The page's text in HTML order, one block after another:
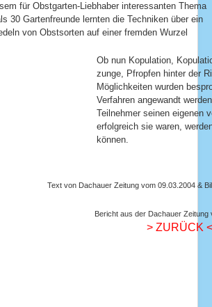
für Obstgarten-Liebhaber interessanten Thema
30 Gartenfreunde lernten die Techniken über ein
von Obstsorten auf einer fremden Wurzel
Ob nun Kopulation,
zunge, Pfropfen hinter der
Möglichkeiten wurden
Verfahren angewandt
Teilnehmer seinen eigenen
erfolgreich sie waren,
können.
Text von Dachauer Zeitung vom 09.03.2004 &
Bericht aus der Dachauer Zeitung
> ZURÜCK <